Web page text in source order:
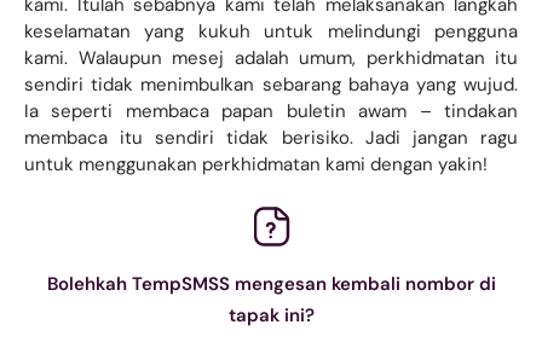
keselamatan yang kukuh untuk melindungi pengguna
kami. Walaupun mesej adalah umum, perkhidmatan itu
sendiri tidak menimbulkan sebarang bahaya yang wujud.
Ia seperti membaca papan buletin awam – tindakan
membaca itu sendiri tidak berisiko. Jadi jangan ragu
untuk menggunakan perkhidmatan kami dengan yakin!
Bolehkah TempSMSS mengesan kembali nombor di
tapak ini?